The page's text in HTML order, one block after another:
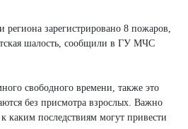
региона зарегистрировано 8 пожаров,
шалость, сообщили в ГУ МЧС
свободного времени, также это
без присмотра взрослых. Важно
каким последствиям могут привести